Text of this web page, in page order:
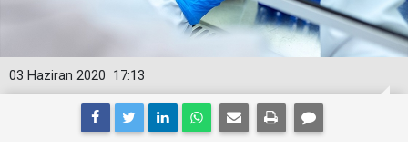
17:13
03 Haziran 2020